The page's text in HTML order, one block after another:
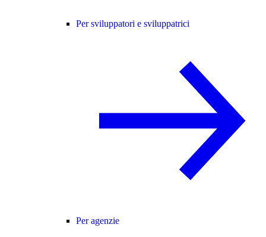
Per sviluppatori e sviluppatrici
Per agenzie